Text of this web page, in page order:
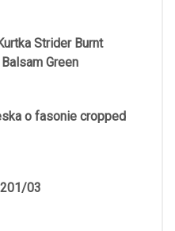
Strider Burnt
Green
o fasonie cropped
03